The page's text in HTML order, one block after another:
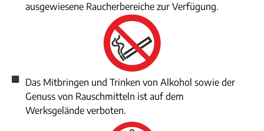
ausgewiesene Raucherbereiche zur Verfügung.
Das Mitbringen und Trinken von Alkohol sowie der
Genuss von Rauschmitteln ist auf dem
Werksgelände verboten.